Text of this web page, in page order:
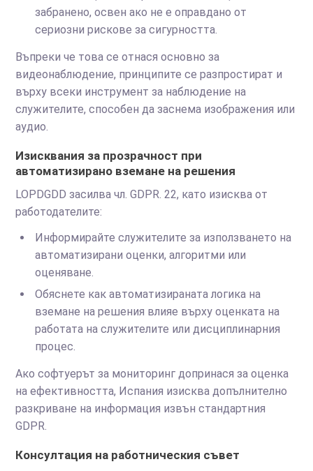
забранено, освен ако не е оправдано от
сериозни рискове за сигурността.
Въпреки че това се отнася основно за
видеонаблюдение, принципите се разпростират и
върху всеки инструмент за наблюдение на
служителите, способен да заснема изображения или
аудио.
Изисквания за прозрачност при
автоматизирано вземане на решения
LOPDGDD засилва чл. GDPR. 22, като изисква от
работодателите:
Информирайте служителите за използването на
автоматизирани оценки, алгоритми или
оценяване.
Обяснете как автоматизираната логика на
вземане на решения влияе върху оценката на
работата на служителите или дисциплинарния
процес.
Ако софтуерът за мониторинг допринася за оценка
на ефективността, Испания изисква допълнително
разкриване на информация извън стандартния
GDPR.
Консултация на работническия съвет